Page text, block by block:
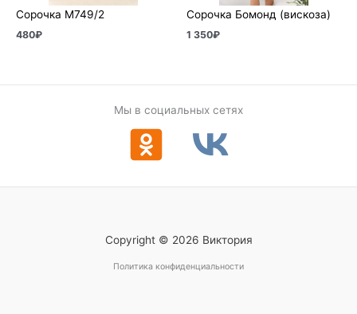
Сорочка М749/2
480₽
Сорочка Бомонд (вискоза)
1 350₽
Мы в социальных сетях
Copyright © 2026 Виктория
Политика конфиденциальности